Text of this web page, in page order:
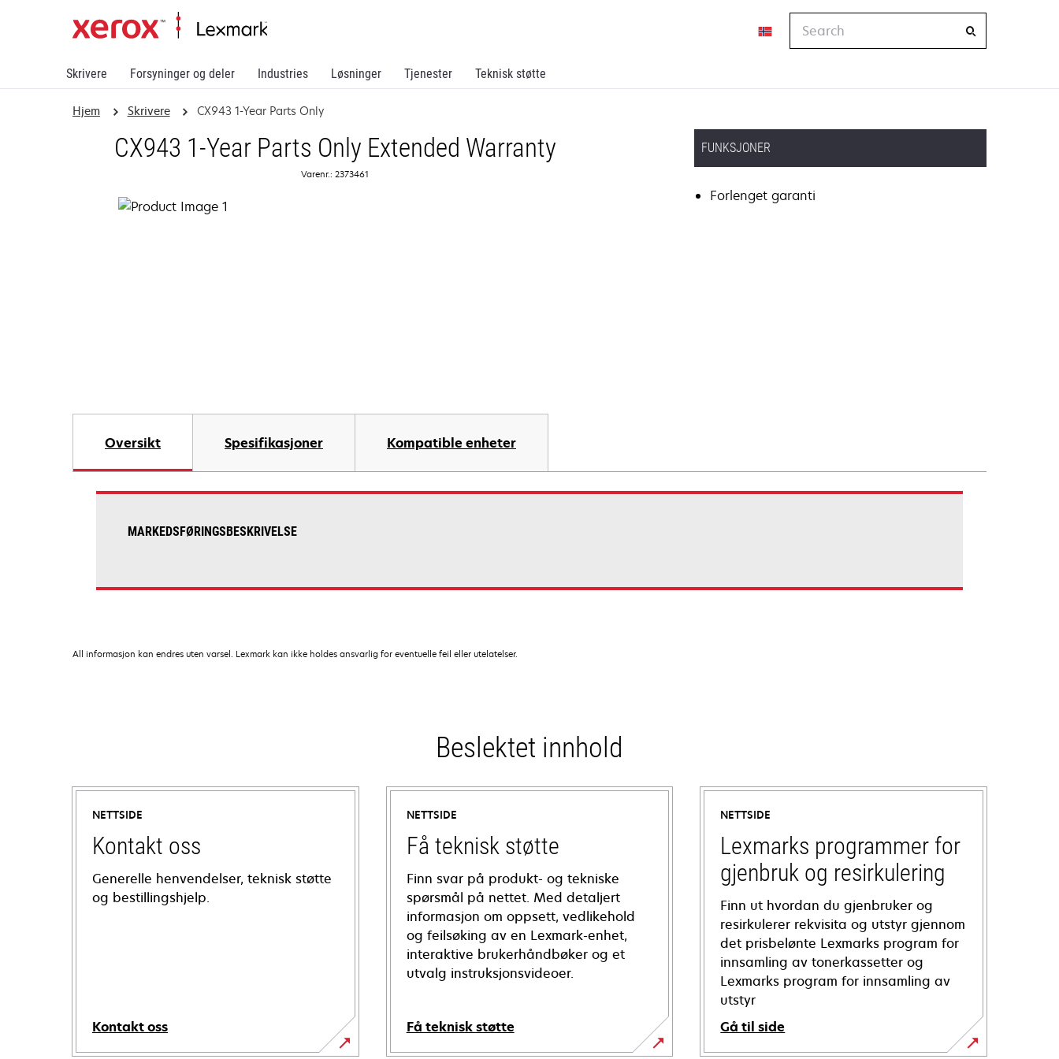
Skrivere Forsyninger og deler Industries Løsninger Tjenester Teknisk støtte
Hjem Skrivere CX943 1-Year Parts Only
CX943 1-Year Parts Only Extended Warranty
Varenr.: 2373461
FUNKSJONER
Forlenget garanti
Oversikt Spesifikasjoner Kompatible enheter
MARKEDSFØRINGSBESKRIVELSE
All informasjon kan endres uten varsel. Lexmark kan ikke holdes ansvarlig for eventuelle feil eller utelatelser.
Beslektet innhold
NETTSIDE
Kontakt oss
Generelle henvendelser, teknisk støtte
og bestillingshjelp.
Kontakt oss
NETTSIDE
Få teknisk støtte
Finn svar på produkt- og tekniske
spørsmål på nettet. Med detaljert
informasjon om oppsett, vedlikehold
og feilsøking av en Lexmark-enhet,
interaktive brukerhåndbøker og et
utvalg instruksjonsvideoer.
Få teknisk støtte
NETTSIDE
Lexmarks programmer for
gjenbruk og resirkulering
Finn ut hvordan du gjenbruker og
resirkulerer rekvisita og utstyr gjennom
det prisbelønte Lexmarks program for
innsamling av tonerkassetter og
Lexmarks program for innsamling av
utstyr
Gå til side